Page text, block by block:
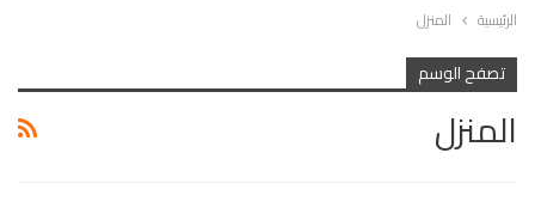
الرئيسية المنزل
تصفح الوسم
المنزل